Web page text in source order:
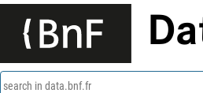
search in data.bnf.fr